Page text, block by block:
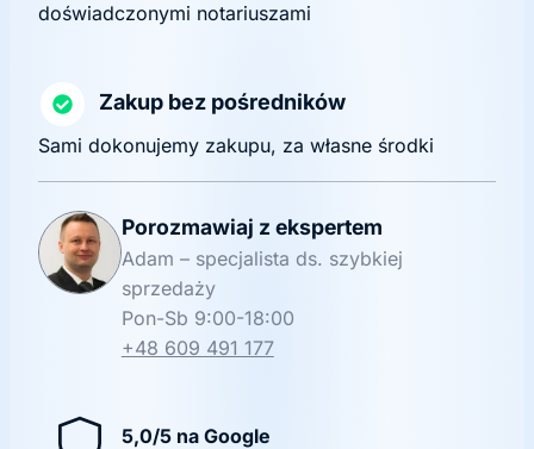
doświadczonymi notariuszami
Zakup bez pośredników
Sami dokonujemy zakupu, za własne środki
Porozmawiaj z ekspertem
Adam – specjalista ds. szybkiej
sprzedaży
Pon-Sb 9:00-18:00
+48 609 491 177
5,0/5 na Google